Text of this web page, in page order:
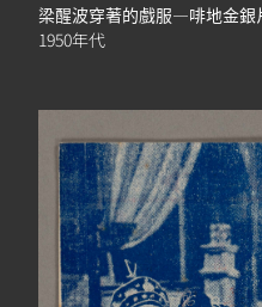
梁醒波穿著的戲服—啡地金銀
1950年代